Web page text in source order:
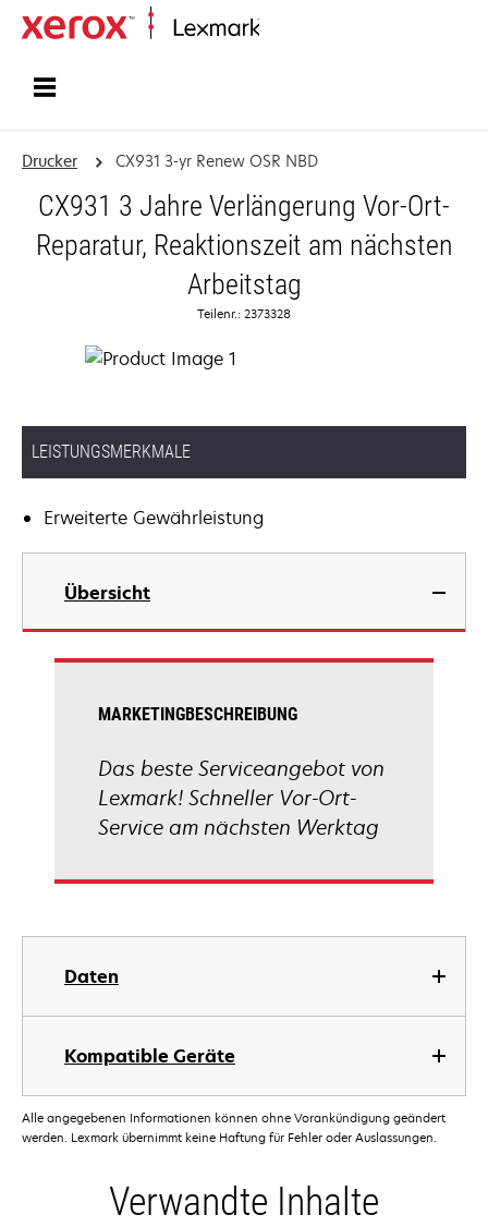
Drucker CX931 3-yr Renew OSR NBD
CX931 3 Jahre Verlängerung Vor-Ort-
Reparatur, Reaktionszeit am nächsten
Arbeitstag
Teilenr.: 2373328
LEISTUNGSMERKMALE
Erweiterte Gewährleistung
Übersicht
Daten
Kompatible Geräte
MARKETINGBESCHREIBUNG
Das beste Serviceangebot von
Lexmark! Schneller Vor-Ort-
Service am nächsten Werktag
Alle angegebenen Informationen können ohne Vorankündigung geändert
werden. Lexmark übernimmt keine Haftung für Fehler oder Auslassungen.
Verwandte Inhalte